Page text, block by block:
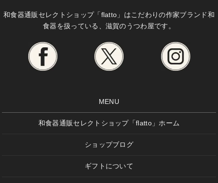
和食器通販セレクトショップ「flatto」はこだわりの作家ブランド和
食器を扱っている、滋賀のうつわ屋です。
MENU
和食器通販セレクトショップ「flatto」ホーム
ショップブログ
ギフトについて